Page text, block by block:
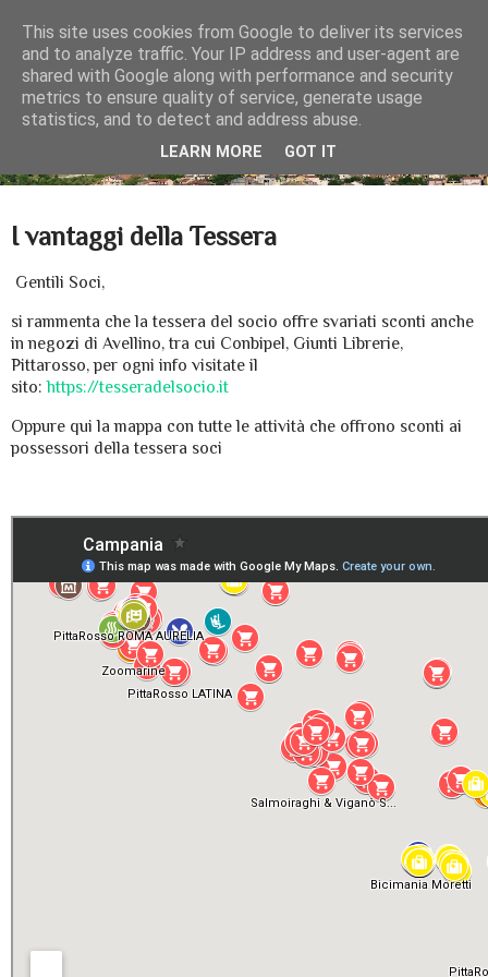
I vantaggi della Tessera
Gentili Soci,
si rammenta che la tessera del socio offre svariati sconti anche
in negozi di Avellino, tra cui Conbipel, Giunti Librerie,
Pittarosso, per ogni info visitate il
sito:https://tesseradelsocio.it
Oppure qui la mappa con tutte le attività che offrono sconti ai
possessori della tessera soci
This site uses cookies from Google to deliver its services
and to analyze traffic. Your IP address and user-agent are
shared with Google along with performance and security
metrics to ensure quality of service, generate usage
statistics, and to detect and address abuse.
LEARN MORE GOT IT